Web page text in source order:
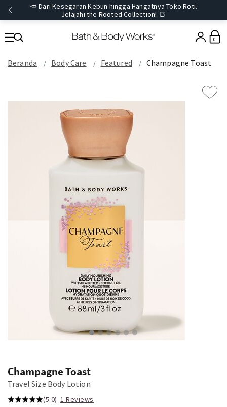
🥕 Dari Kesegaran Kebun hingga Hangatnya Toko Roti.
Jelajahi the Rooted Collection! 🍞
0
Beranda Body Care Featured Champagne Toast
Champagne Toast
Travel Size Body Lotion
(5.0) 1 Reviews